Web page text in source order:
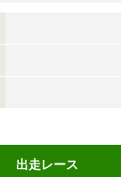
出走レース